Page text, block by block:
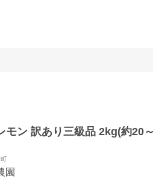
モン 訳あり三級品 2kg(約20
園